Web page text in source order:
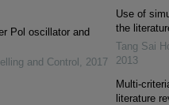
Pol oscillator and
and Control , 2017
Use of
the
Tang Sai
2013
Multi-
literature